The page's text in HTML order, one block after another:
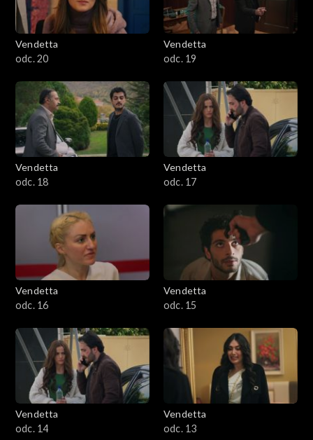
Vendetta
odc. 20
Vendetta
odc. 19
Vendetta
odc. 18
Vendetta
odc. 17
Vendetta
odc. 16
Vendetta
odc. 15
Vendetta
odc. 14
Vendetta
odc. 13